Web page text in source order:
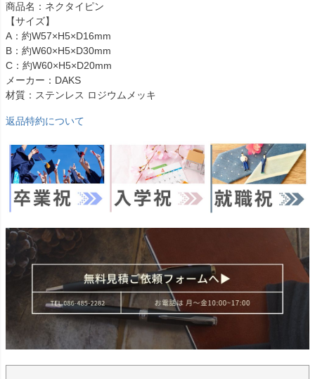
商品名：ネクタイピン
【サイズ】
A：約W57×H5×D16mm
B：約W60×H5×D30mm
C：約W60×H5×D20mm
メーカー：DAKS
材質：ステンレス ロジウムメッキ
返品特約について